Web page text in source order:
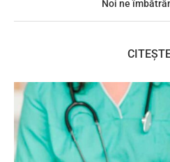
Noi ne